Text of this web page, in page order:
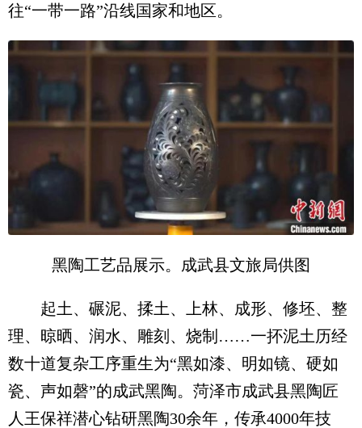
往“一带一路”沿线国家和地区。
黑陶工艺品展示。成武县文旅局供图
起土、碾泥、揉土、上林、成形、修坯、整
理、晾晒、润水、雕刻、烧制……一抔泥土历经
数十道复杂工序重生为“黑如漆、明如镜、硬如
瓷、声如磬”的成武黑陶。菏泽市成武县黑陶匠
人王保祥潜心钻研黑陶30余年，传承4000年技